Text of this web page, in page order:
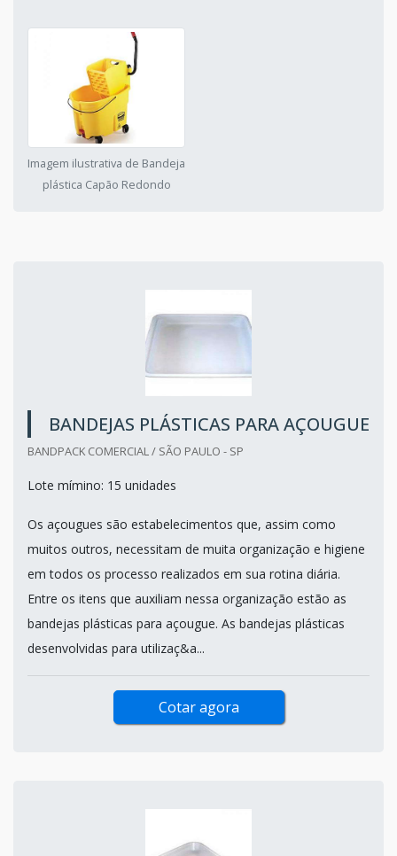
Imagem ilustrativa de Bandeja
plástica Capão Redondo
BANDEJAS PLÁSTICAS PARA AÇOUGUE
BANDPACK COMERCIAL / SÃO PAULO - SP
Lote mímino: 15 unidades
Os açougues são estabelecimentos que, assim como
muitos outros, necessitam de muita organização e higiene
em todos os processo realizados em sua rotina diária.
Entre os itens que auxiliam nessa organização estão as
bandejas plásticas para açougue. As bandejas plásticas
desenvolvidas para utilizaç&a...
Cotar agora